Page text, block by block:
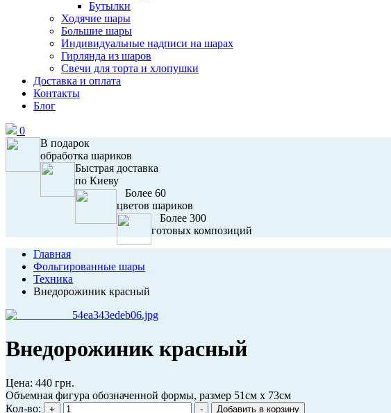
Бутылки
Ходячие шары
Большие шары
Индивидуальные надписи на шарах
Гирлянда из шаров
Свечи для торта и хлопушки
Доставка и оплата
Контакты
Блог
0
В подарок
обработка шариков
Быстрая доставка
по Киеву
Более 60
цветов шариков
Более 300
готовых композиций
Главная
Фольгированные шары
Техника
Внедорожиник красный
Внедорожиник красный
Цена: 440 грн.
Объемная фигура обозначенной формы, размер 51см х 73см
Кол-во: